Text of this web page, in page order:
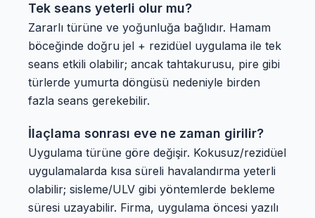
Tek seans yeterli olur mu?
Zararlı türüne ve yoğunluğa bağlıdır. Hamam
böceğinde doğru jel + rezidüel uygulama ile tek
seans etkili olabilir; ancak tahtakurusu, pire gibi
türlerde yumurta döngüsü nedeniyle birden
fazla seans gerekebilir.
İlaçlama sonrası eve ne zaman girilir?
Uygulama türüne göre değişir. Kokusuz/rezidüel
uygulamalarda kısa süreli havalandırma yeterli
olabilir; sisleme/ULV gibi yöntemlerde bekleme
süresi uzayabilir. Firma, uygulama öncesi yazılı